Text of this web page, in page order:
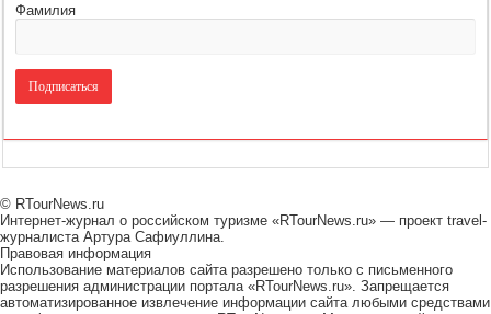
Фамилия
© RTourNews.ru
Интернет-журнал о российском туризме «RTourNews.ru» — проект travel-
журналиста Артура Сафиуллина.
Правовая информация
Использование материалов сайта разрешено только с письменного
разрешения администрации портала «RTourNews.ru». Запрещается
автоматизированное извлечение информации сайта любыми средствами